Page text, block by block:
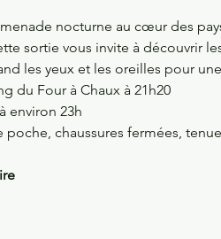
nocturne au cœur des
sortie vous invite à découvrir
les yeux et les oreilles pour
du Four à Chaux à 21h20
environ 23h
poche, chaussures fermées,